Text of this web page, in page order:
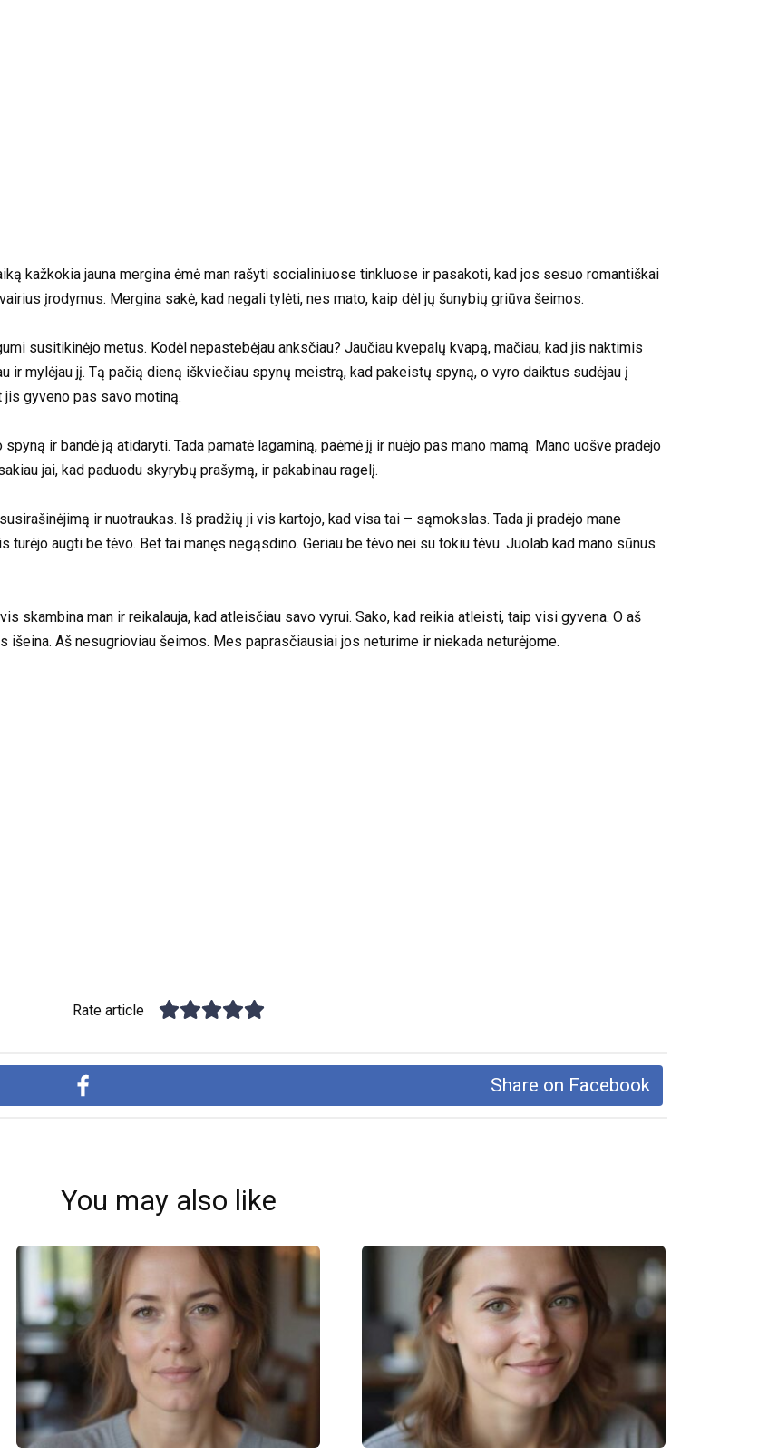
kažkokia jauna mergina ėmė man rašyti socialiniuose tinkluose ir pasakoti, kad jos sesuo romantiškai
įrodymus. Mergina sakė, kad negali tylėti, nes mato, kaip dėl jų šunybių griūva šeimos.
susitikinėjo metus. Kodėl nepastebėjau anksčiau? Jaučiau kvepalų kvapą, mačiau, kad jis naktimis
ir mylėjau jį. Tą pačią dieną iškviečiau spynų meistrą, kad pakeistų spyną, o vyro daiktus sudėjau į
gyveno pas savo motiną.
ir bandė ją atidaryti. Tada pamatė lagaminą, paėmė jį ir nuėjo pas mano mamą. Mano uošvė pradėjo
jai, kad paduodu skyrybų prašymą, ir pakabinau ragelį.
ir nuotraukas. Iš pradžių ji vis kartojo, kad visa tai – sąmokslas. Tada ji pradėjo mane
turėjo augti be tėvo. Bet tai manęs negąsdino. Geriau be tėvo nei su tokiu tėvu. Juolab kad mano sūnus
skambina man ir reikalauja, kad atleisčiau savo vyrui. Sako, kad reikia atleisti, taip visi gyvena. O aš
išeina. Aš nesugrioviau šeimos. Mes paprasčiausiai jos neturime ir niekada neturėjome.
Rate article
Share on Facebook
You may also like